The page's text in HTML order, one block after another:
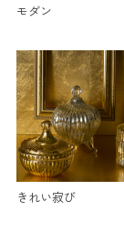
モダン
きれい寂び